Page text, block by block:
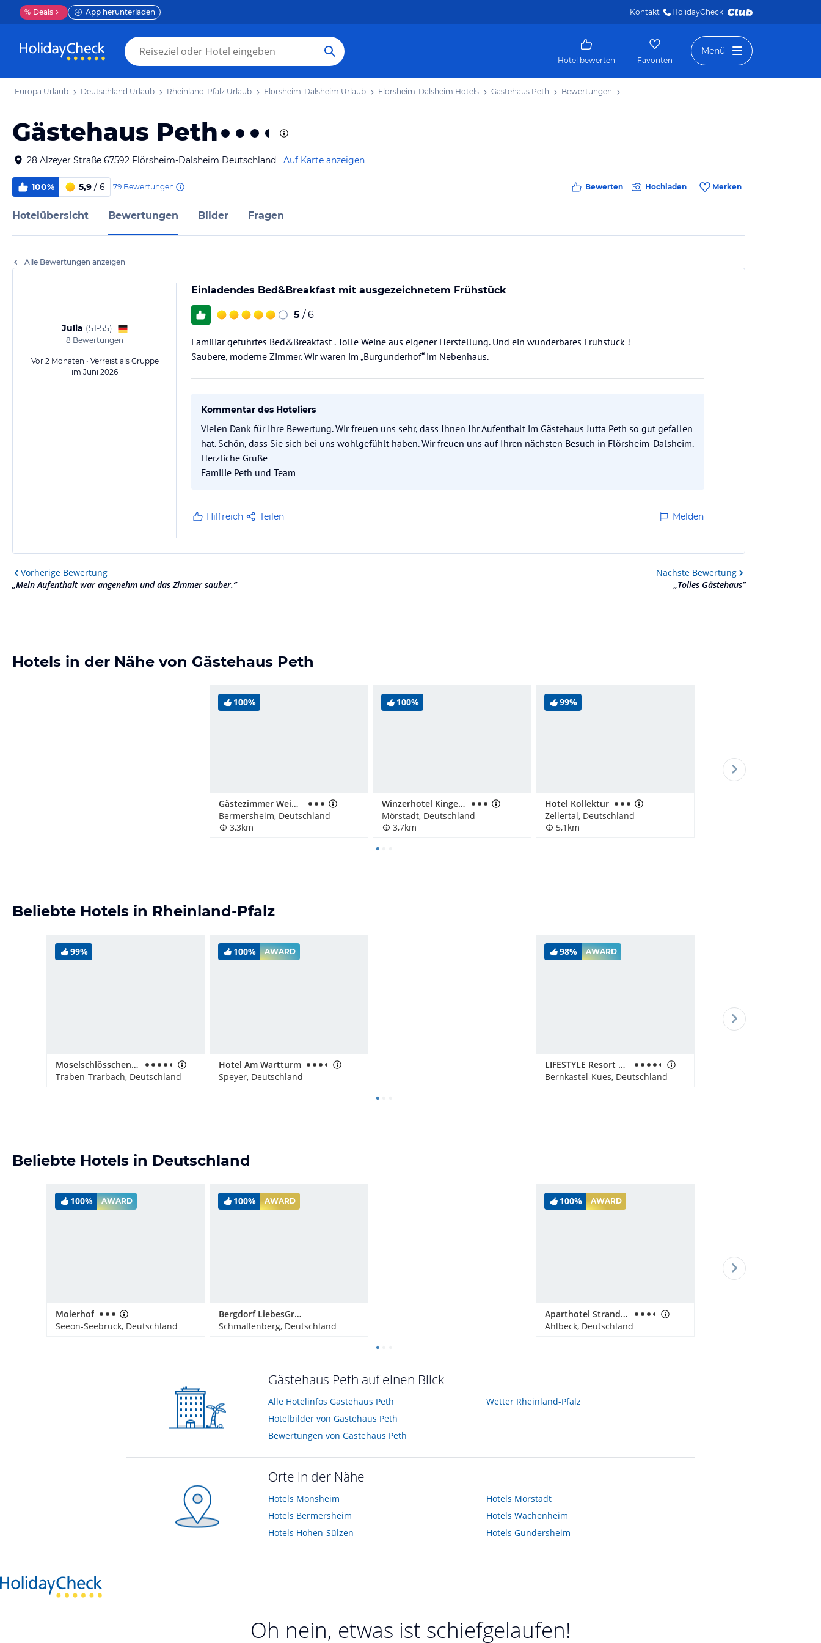
% Deals App herunterladen Kontakt HolidayCheck
Hotel bewerten Favoriten
Menü
Europa Urlaub Deutschland Urlaub Rheinland-Pfalz Urlaub Flörsheim-Dalsheim Urlaub Flörsheim-Dalsheim Hotels Gästehaus Peth Bewertungen
Gästehaus Peth
28 Alzeyer Straße 67592 Flörsheim-Dalsheim Deutschland Auf Karte anzeigen
100% 5,9 / 6 79 Bewertungen Bewerten Hochladen Merken
Hotelübersicht Bewertungen Bilder Fragen
Alle Bewertungen anzeigen
Julia (51-55)
8 Bewertungen
Vor 2 Monaten • Verreist als Gruppe
im Juni 2026
Einladendes Bed&Breakfast mit ausgezeichnetem Frühstück
5 / 6
Familiär geführtes Bed&Breakfast . Tolle Weine aus eigener Herstellung. Und ein wunderbares Frühstück !
Saubere, moderne Zimmer. Wir waren im „Burgunderhof“ im Nebenhaus.
Kommentar des Hoteliers
Vielen Dank für Ihre Bewertung. Wir freuen uns sehr, dass Ihnen Ihr Aufenthalt im Gästehaus Jutta Peth so gut gefallen
hat. Schön, dass Sie sich bei uns wohlgefühlt haben. Wir freuen uns auf Ihren nächsten Besuch in Flörsheim-Dalsheim.
Herzliche Grüße
Familie Peth und Team
Hilfreich Teilen Melden
Vorherige Bewertung
„Mein Aufenthalt war angenehm und das Zimmer sauber.”
Nächste Bewertung
„Tolles Gästehaus”
Hotels in der Nähe von Gästehaus Peth
100%
Gästezimmer Weingewölbe
Bermersheim, Deutschland
3,3km
100%
Winzerhotel Kinges-Kessel
Mörstadt, Deutschland
3,7km
99%
Hotel Kollektur
Zellertal, Deutschland
5,1km
Beliebte Hotels in Rheinland-Pfalz
99%
Moselschlösschen Spa & Resort
Traben-Trarbach, Deutschland
100% AWARD
Hotel Am Wartturm
Speyer, Deutschland
98% AWARD
LIFESTYLE Resort Zum Kurfürsten
Bernkastel-Kues, Deutschland
Beliebte Hotels in Deutschland
100% AWARD
Moierhof
Seeon-Seebruck, Deutschland
100% AWARD
Bergdorf LiebesGrün
Schmallenberg, Deutschland
100% AWARD
Aparthotel Strandhus Familie Herrgott
Ahlbeck, Deutschland
Gästehaus Peth auf einen Blick
Alle Hotelinfos Gästehaus Peth
Hotelbilder von Gästehaus Peth
Bewertungen von Gästehaus Peth
Wetter Rheinland-Pfalz
Orte in der Nähe
Hotels Monsheim
Hotels Bermersheim
Hotels Hohen-Sülzen
Hotels Mörstadt
Hotels Wachenheim
Hotels Gundersheim
Oh nein, etwas ist schiefgelaufen!